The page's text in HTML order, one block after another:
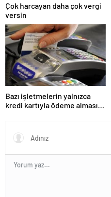
Çok harcayan daha çok vergi
versin
Bazı işletmelerin yalnızca
kredi kartıyla ödeme alması